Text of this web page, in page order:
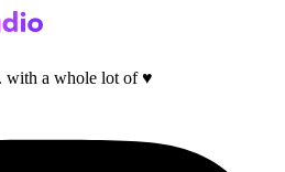
a whole lot of ♥